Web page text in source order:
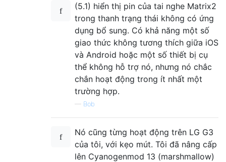
(5.1) hiển thị pin của tai nghe Matrix2
trong thanh trạng thái không có ứng
dụng bổ sung. Có khả năng một số
giao thức không tương thích giữa iOS
và Android hoặc một số thiết bị cụ
thể không hỗ trợ nó, nhưng nó chắc
chắn hoạt động trong ít nhất một
trường hợp.
— Bob
Nó cũng từng hoạt động trên LG G3
của tôi, với kẹo mút. Tôi đã nâng cấp
lên Cyanogenmod 13 (marshmallow)